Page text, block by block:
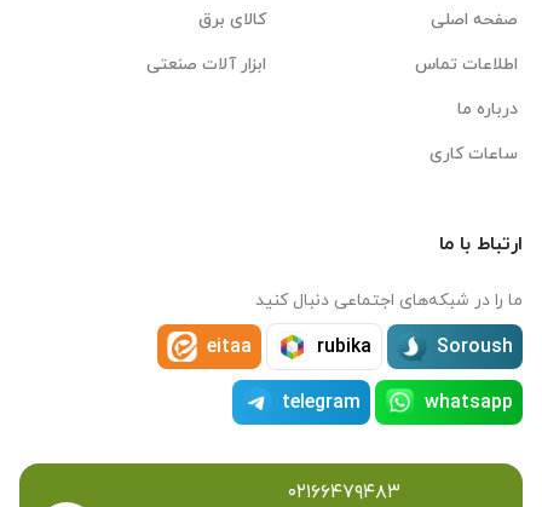
صفحه اصلی
اطلاعات تماس
درباره ما
ساعات کاری
کالای برق
ابزار آلات صنعتی
ارتباط با ما
ما را در شبکه‌های اجتماعی دنبال کنید
Soroush
rubika
eitaa
whatsapp
telegram
۰۲۱۶۶۴۷۹۴۸۳